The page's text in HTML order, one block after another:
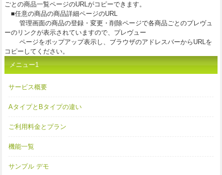
ごとの商品一覧ページのURLがコピーできます。
■任意の商品の商品詳細ページのURL
管理画面の商品の登録・変更・削除ページで各商品ごとのプレヴュ
ーのリンクが表示されていますので、プレヴュー
ページをポップアップ表示し、ブラウザのアドレスバーからURLを
コピーしてください。
メニュー1
サービス概要
AタイプとBタイプの違い
ご利用料金とプラン
機能一覧
サンプル デモ